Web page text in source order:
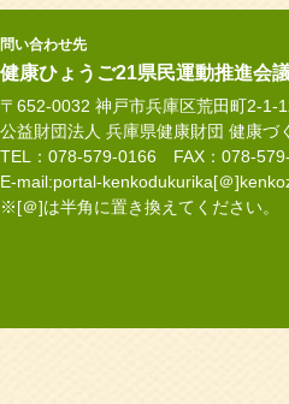
問い合わせ先
健康ひょうご21県民運動推進会
〒652-0032 神戸市兵庫区荒田町2-1-
公益財団法人 兵庫県健康財団 健康づ
TEL：078-579-0166 FAX：078-
E-mail:portal-kenkodukurika[＠
※[＠]は半角に置き換えてください。